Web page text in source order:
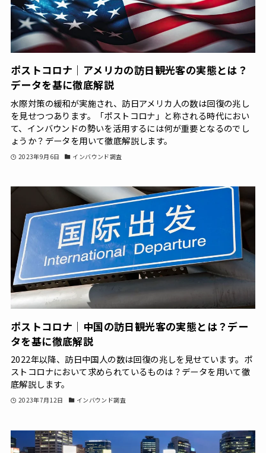
ポストコロナ｜アメリカの訪日観光客の実態とは？
データを基に徹底解説
水際対策の緩和が実施され、訪日アメリカ人の数は回復の兆し
を見せつつあります。「ポストコロナ」と称される時代におい
て、インバウンドの勢いを活用するには何が重要となるのでし
ょうか？データを用いて徹底解説します。
2023年9月6日 インバウンド調査
ポストコロナ｜中国の訪日観光客の実態とは？デー
タを基に徹底解説
2022年以降、訪日中国人の数は回復の兆しを見せています。ポ
ストコロナにおいて求められているものは？データを用いて徹
底解説します。
2023年7月12日 インバウンド調査